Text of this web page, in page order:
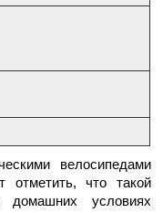
велосипедами
отметить, что такой
домашних условиях